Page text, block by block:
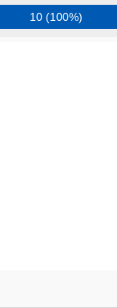
10 (100%)